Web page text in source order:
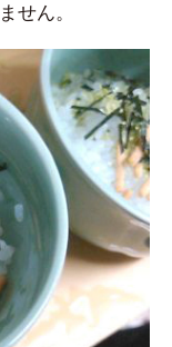
せん。